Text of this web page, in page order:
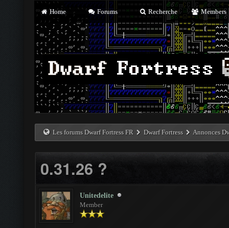
Home Forums Recherche Members
Les forums Dwarf Fortress FR Dwarf Fortress Annonces
0.31.26 ?
Unitedelite
Member